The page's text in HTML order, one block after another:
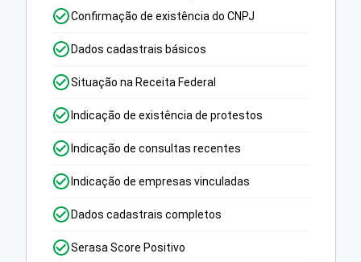
Confirmação de existência do CNPJ
Dados cadastrais básicos
Situação na Receita Federal
Indicação de existência de protestos
Indicação de consultas recentes
Indicação de empresas vinculadas
Dados cadastrais completos
Serasa Score Positivo